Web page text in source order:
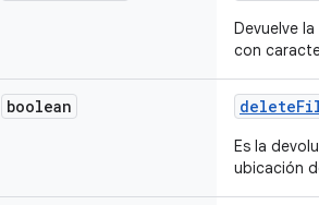
Devuelve
con
boolean delete
Es la
ubicación